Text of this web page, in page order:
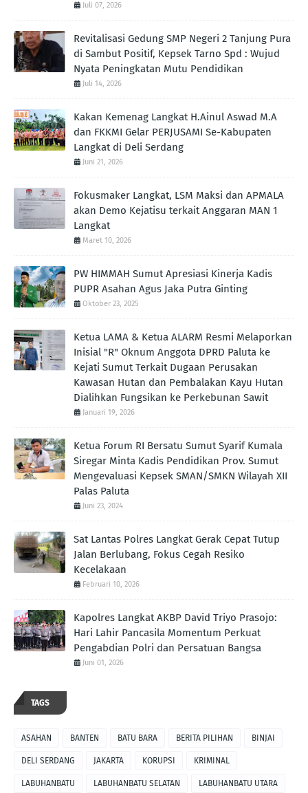
Juli 07, 2026
Revitalisasi Gedung SMP Negeri 2 Tanjung Pura
di Sambut Positif, Kepsek Tarno Spd : Wujud
Nyata Peningkatan Mutu Pendidikan
Juli 14, 2026
Kakan Kemenag Langkat H.Ainul Aswad M.A
dan FKKMI Gelar PERJUSAMI Se-Kabupaten
Langkat di Deli Serdang
Juni 21, 2026
Fokusmaker Langkat, LSM Maksi dan APMALA
akan Demo Kejatisu terkait Anggaran MAN 1
Langkat
Maret 10, 2026
PW HIMMAH Sumut Apresiasi Kinerja Kadis
PUPR Asahan Agus Jaka Putra Ginting ‎
Oktober 23, 2025
Ketua LAMA & Ketua ALARM Resmi Melaporkan
Inisial "R" Oknum Anggota DPRD Paluta ke
Kejati Sumut Terkait Dugaan Perusakan
Kawasan Hutan dan Pembalakan Kayu Hutan
Dialihkan Fungsikan ke Perkebunan Sawit
Januari 19, 2026
Ketua Forum RI Bersatu Sumut Syarif Kumala
Siregar Minta Kadis Pendidikan Prov. Sumut
Mengevaluasi Kepsek SMAN/SMKN Wilayah XII
Palas Paluta
Juni 23, 2024
Sat Lantas Polres Langkat Gerak Cepat Tutup
Jalan Berlubang, Fokus Cegah Resiko
Kecelakaan
Februari 10, 2026
Kapolres Langkat AKBP David Triyo Prasojo:
Hari Lahir Pancasila Momentum Perkuat
Pengabdian Polri dan Persatuan Bangsa
Juni 01, 2026
TAGS
ASAHAN BANTEN BATU BARA BERITA PILIHAN BINJAI
DELI SERDANG JAKARTA KORUPSI KRIMINAL
LABUHANBATU LABUHANBATU SELATAN LABUHANBATU UTARA